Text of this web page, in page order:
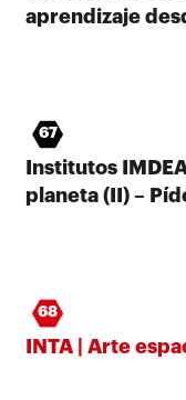
aprendizaje
67
Institutos
planeta (II) –
68
INTA | Arte